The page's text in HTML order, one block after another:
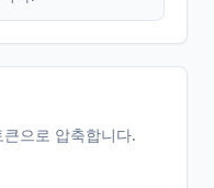
으로 압축합니다.